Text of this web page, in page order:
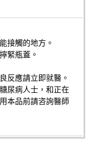
接觸的地方。
緊瓶蓋。
反應請立即就醫。
尿病人士，和正在
本品前請咨詢醫師